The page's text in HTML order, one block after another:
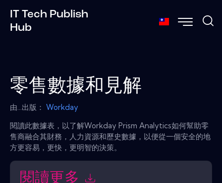
IT Tech Publish
Hub
零售數據和見解
由...出版： Workday
閱讀此數據表，以了解Workday Prism Analytics如何幫助零
售商融合其財務，人力資源和歷史數據，以便從一個安全的地
方更容易，更快，更明智的決策。
閱讀更多